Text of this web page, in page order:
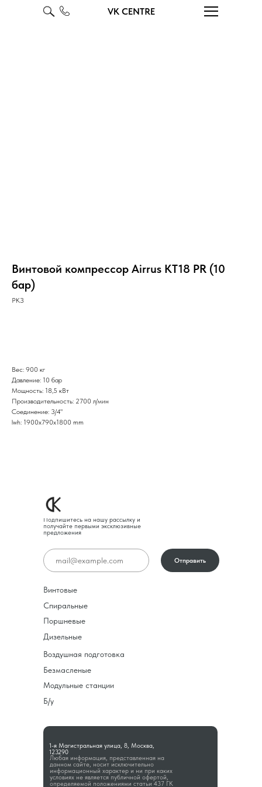
VK CENTRE
Винтовой компрессор Airrus KT18 PR (10
бар)
РКЗ
Вес: 900 кг
Давление: 10 бар
Мощность: 18,5 кВт
Производительность: 2700 л/мин
Соединение: 3/4"
lwh: 1900x790x1800 mm
Любая информация, представленная на
данном сайте, носит исключительно
информационный характер и ни при каких
условиях не является публичной офертой,
определяемой положениями статьи 437 ГК
1-я Магистральная улица, 8, Москва,
123290
Подпишитесь на нашу рассылку и
получайте первыми эксклюзивные
предложения
Винтовые
Спиральные
Поршневые
Дизельные
Воздушная подготовка
Безмасленые
Модульные станции
Б/у
Отправить